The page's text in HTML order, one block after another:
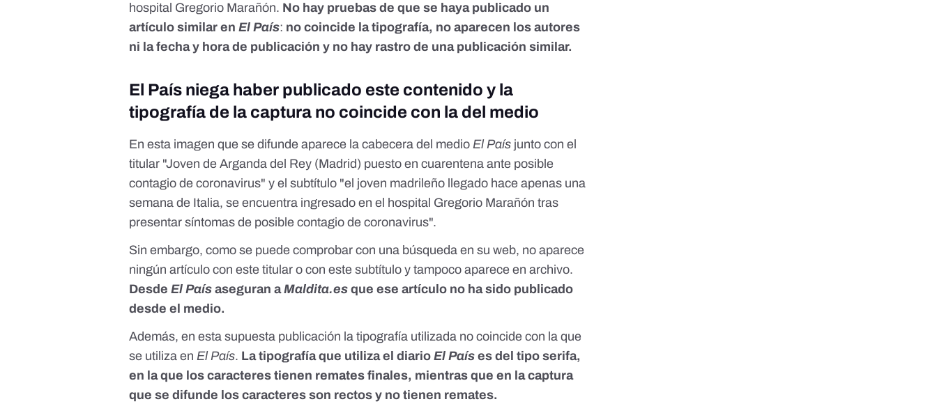
hospital Gregorio Marañón. No hay pruebas de que se haya publicado un
artículo similar enEl País: no coincide la tipografía, no aparecen los autores
ni la fecha y hora de publicación y no hay rastro de una publicación similar.
El País niega haber publicado este contenido y la
tipografía de la captura no coincide con la del medio
En esta imagen que se difunde aparece la cabecera del medioEl País junto con el
titular "Joven de Arganda del Rey (Madrid) puesto en cuarentena ante posible
contagio de coronavirus" y el subtítulo "el joven madrileño llegado hace apenas una
semana de Italia, se encuentra ingresado en el hospital Gregorio Marañón tras
presentar síntomas de posible contagio de coronavirus".
Sin embargo, como se puede comprobar con una búsqueda en su web, no aparece
ningún artículo con este titular o con este subtítulo y tampoco aparece en archivo.
DesdeEl País aseguran aMaldita.es que ese artículo no ha sido publicado
desde el medio.
Además, en esta supuesta publicación la tipografía utilizada no coincide con la que
se utiliza enEl País. La tipografía que utiliza el diarioEl País es del tipo serifa,
en la que los caracteres tienen remates finales, mientras que en la captura
que se difunde los caracteres son rectos y no tienen remates.